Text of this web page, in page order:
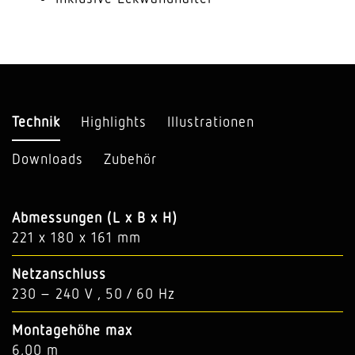
Technik Highlights Illustrationen
Downloads Zubehör
Abmessungen (L x B x H)
221 x 180 x 161 mm
Netzanschluss
230 – 240 V , 50 / 60 Hz
Montagehöhe max
6,00 m